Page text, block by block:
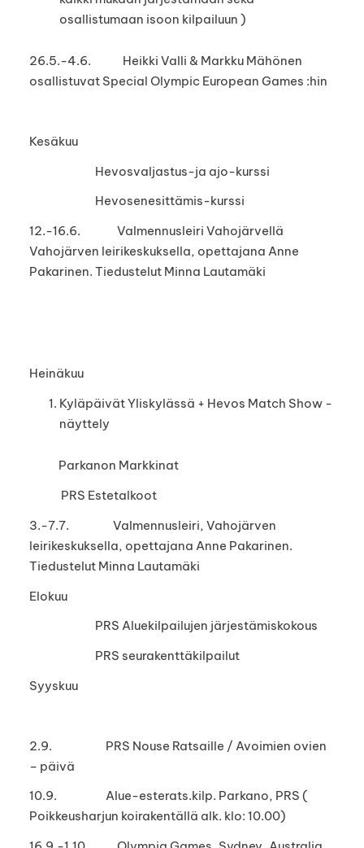
osallistumaan isoon kilpailuun )
26.5.-4.6. Heikki Valli & Markku Mähönen
osallistuvat Special Olympic European Games :hin
Kesäkuu
Hevosvaljastus-ja ajo-kurssi
Hevosenesittämis-kurssi
12.-16.6. Valmennusleiri Vahojärvellä
Vahojärven leirikeskuksella, opettajana Anne
Pakarinen. Tiedustelut Minna Lautamäki
Heinäkuu
Kyläpäivät Yliskylässä + Hevos Match Show -
näyttely
Parkanon Markkinat
PRS Estetalkoot
3.-7.7. Valmennusleiri, Vahojärven
leirikeskuksella, opettajana Anne Pakarinen.
Tiedustelut Minna Lautamäki
Elokuu
PRS Aluekilpailujen järjestämiskokous
PRS seurakenttäkilpailut
Syyskuu
2.9. PRS Nouse Ratsaille / Avoimien ovien
– päivä
10.9. Alue-esterats.kilp. Parkano, PRS (
Poikkeusharjun koirakentällä alk. klo: 10.00)